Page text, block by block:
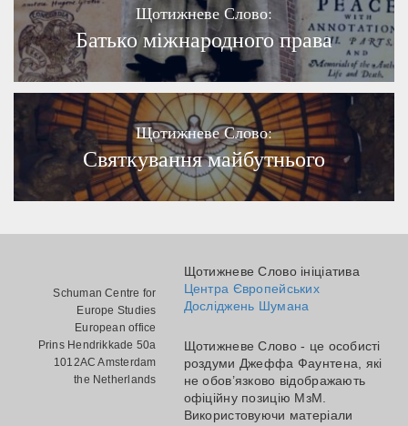
Щотижневе Слово:
Батько міжнародного права
Щотижневе Слово:
Святкування майбутнього
Schuman Centre for
Europe Studies
European office
Prins Hendrikkade 50a
1012AC Amsterdam
the Netherlands
Щотижневе Слово ініціатива
Центра Європейських
Досліджень Шумана
Щотижневе Слово - це особисті
роздуми Джеффа Фаунтена, які
не обов’язково відображають
офіційну позицію МзМ.
Використовуючи матеріали